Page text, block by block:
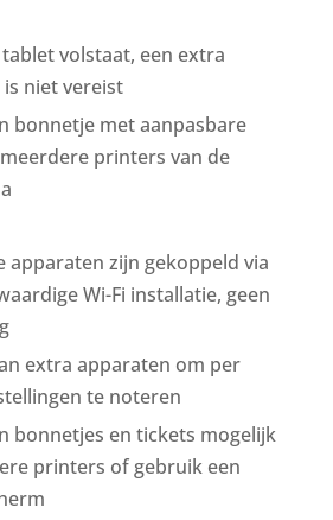
tablet volstaat, een extra
niet vereist
bonnetje met aanpasbare
printers van de
apparaten zijn gekoppeld via
Wi-Fi installatie, geen
extra apparaten om per
te noteren
bonnetjes en tickets mogelijk
printers of gebruik een